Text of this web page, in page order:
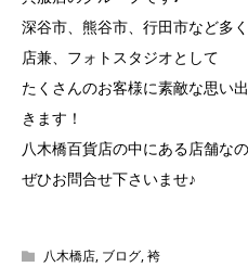
深谷市、熊谷市、行田市など多
店兼、フォトスタジオとして
たくさんのお客様に素敵な思い
きます！
八木橋百貨店の中にある店舗な
ぜひお問合せ下さいませ♪
八木橋店, ブログ,袴